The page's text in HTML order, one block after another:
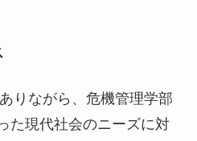
りながら、危機管理学部
た現代社会のニーズに対